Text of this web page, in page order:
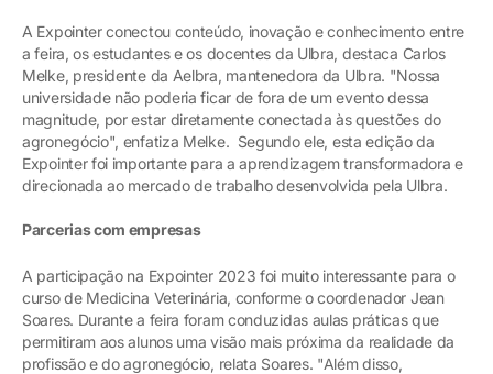
A Expointer conectou conteúdo, inovação e conhecimento entre
a feira, os estudantes e os docentes da Ulbra, destaca Carlos
Melke, presidente da Aelbra, mantenedora da Ulbra. "Nossa
universidade não poderia ficar de fora de um evento dessa
magnitude, por estar diretamente conectada às questões do
agronegócio", enfatiza Melke. Segundo ele, esta edição da
Expointer foi importante para a aprendizagem transformadora e
direcionada ao mercado de trabalho desenvolvida pela Ulbra.
Parcerias com empresas
A participação na Expointer 2023 foi muito interessante para o
curso de Medicina Veterinária, conforme o coordenador Jean
Soares. Durante a feira foram conduzidas aulas práticas que
permitiram aos alunos uma visão mais próxima da realidade da
profissão e do agronegócio, relata Soares. "Além disso,